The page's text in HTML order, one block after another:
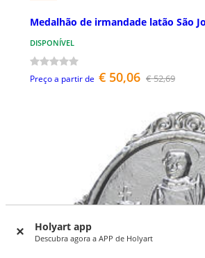
Holyart app
Descubra agora a APP de Holyart
Medalhão de irmandade latão São
DISPONÍVEL
Preço a partir de € 50,06 € 52,69